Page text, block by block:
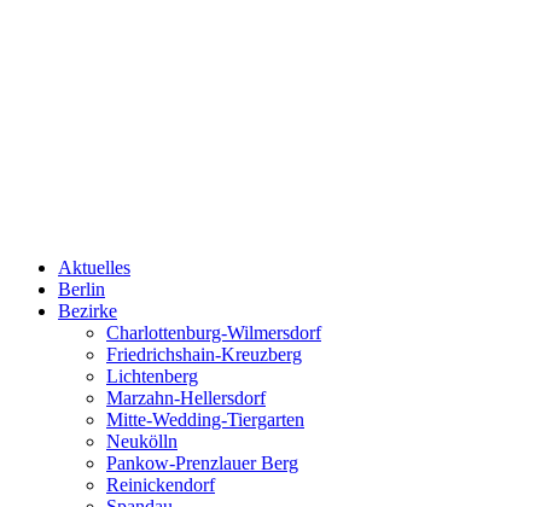
Aktuelles
Berlin
Bezirke
Charlottenburg-Wilmersdorf
Friedrichshain-Kreuzberg
Lichtenberg
Marzahn-Hellersdorf
Mitte-Wedding-Tiergarten
Neukölln
Pankow-Prenzlauer Berg
Reinickendorf